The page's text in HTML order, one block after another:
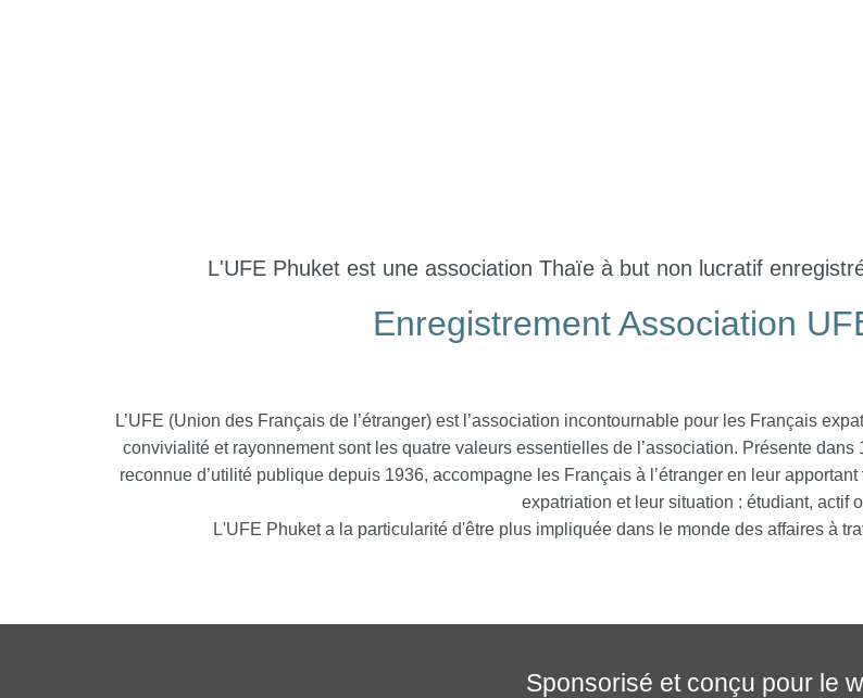
L'UFE Phuket est une association Thaïe à but non lucratif
Enregistrement Association
L’UFE (Union des Français de l’étranger) est l’association incontournable pour les Français
convivialité et rayonnement sont les quatre valeurs essentielles de l’association. Présente
reconnue d’utilité publique depuis 1936, accompagne les Français à l’étranger en leur
expatriation et leur situation : étudiant, actif
L'UFE Phuket a la particularité d'être plus impliquée dans le monde des affaires à
Sponsorisé et conçu pour le